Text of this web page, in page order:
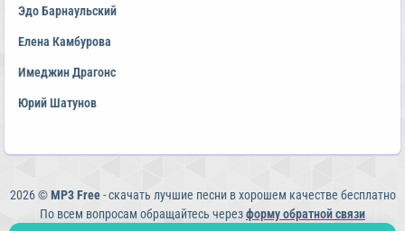
Эдо Барнаульский
Елена Камбурова
Имеджин Драгонс
Юрий Шатунов
2026 ©MP3 Free- скачать лучшие песни в хорошем качестве бесплатно
По всем вопросам обращайтесь черезформу обратной связи